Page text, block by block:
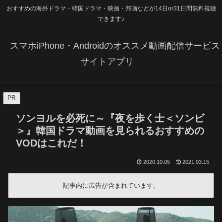
おすすめの海外ドラマ・韓国ドラマ・映画・邦画などが14日or31日間無料視聴
できます♪
スマホiPhone・Androidのオススメ動画配信サービス
サイトアプリ
PR
ソンヨルを必死に～『夜を歩く士＜ソンビ
＞』韓国ドラマ動画を見られるおすすめの
VODはこれだ！
2020.10.05 2021.03.15
記事内に広告が含まれています。